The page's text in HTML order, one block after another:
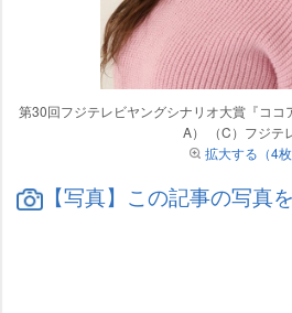
第30回フジテレビヤングシナリオ大賞『コ
A） （C）フジテ
拡大する（4枚
【写真】この記事の写真